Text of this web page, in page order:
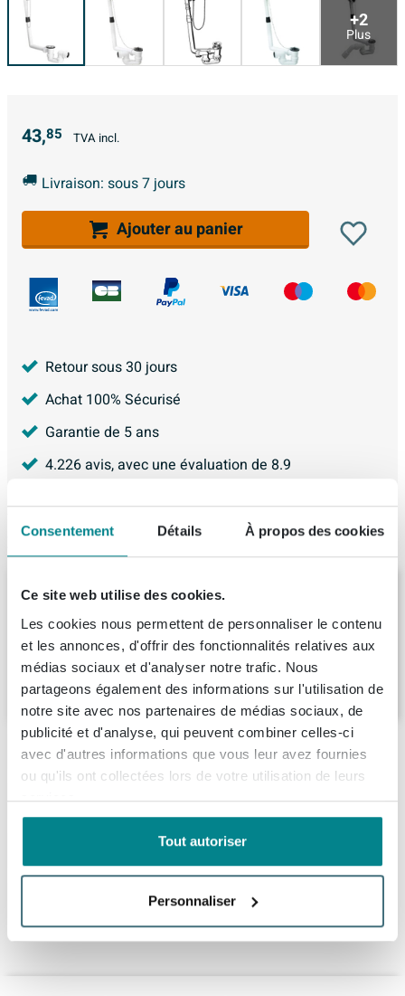
Consentement Détails À propos des cookies
Ce site web utilise des cookies.
Les cookies nous permettent de personnaliser le contenu
et les annonces, d'offrir des fonctionnalités relatives aux
médias sociaux et d'analyser notre trafic. Nous
partageons également des informations sur l'utilisation de
notre site avec nos partenaires de médias sociaux, de
publicité et d'analyse, qui peuvent combiner celles-ci
avec d'autres informations que vous leur avez fournies
ou qu'ils ont collectées lors de votre utilisation de leurs
services.
Tout autoriser
Personnaliser
+2
Plus
43,85 TVA incl.
Livraison: sous 7 jours
Ajouter au panier
Retour sous 30 jours
Achat 100% Sécurisé
Garantie de 5 ans
4.226avis, avec une évaluation de 8.9
Produit de remplacement
Viega Multiplex Bouton rotatif pour vidage
Livraison:sous 7 jours
19,85
Description
Viega Citaplex bonde de baignoire et
combinaison de trop-plein avec bouchon et
La Viega Citaplex bonde de baignoire et combinaison
de trop-plein avec bouchon et chaîne 40mm est une
solution pratique et fiable pour votre baignoire. Cette
une évacuation sécurisée de l’eau et empêche votre
Spécifications
Numéro de fournisseur
109240
4015211109240
Marque
Viega
Série
Citaplex
d'installation, Viega propose une gamme étendue de
Informations de commande et de livraison
Livraison
Dans votre panier, vous pouvez voir la date de livraison